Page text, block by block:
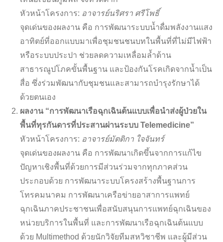
หัวหน้าโครงการ: อาจารย์นริศรา ศรีโพธิ์
จุดเด่นของผลงาน คือ การพัฒนาระบบน้ำดื่มพลังงานแสง
อาทิตย์ที่ออกแบบมาเพื่อชุมชนชนบทในพื้นที่ที่ไม่มีไฟฟ้า
หรือระบบประปา ช่วยลดความเหลื่อมล้ำด้าน
สาธารณูปโภคขั้นพื้นฐาน และป้องกันโรคเกิดจากน้ำเป็น
สื่อ ซึ่งร่วมพัฒนากับชุมชนและสามารถบำรุงรักษาได้
ด้วยตนเอง
ผลงาน “การพัฒนาเรือฉุกเฉินต้นแบบเพื่อนำส่งผู้ป่วยใน
พื้นที่ทุรกันดารที่ประสานผ่านระบบ Telemedicine”
หัวหน้าโครงการ: อาจารย์มัตติกา ใจจันทร์
จุดเด่นของผลงาน คือ การพัฒนาเกิดขึ้นจากการแก้ไข
ปัญหาเชิงพื้นที่ด้วยการมีส่วนร่วมจากทุกภาคส่วน
ประกอบด้วย การพัฒนาระบบโครงสร้างพื้นฐานการ
โทรคมนาคม การพัฒนาเครือข่ายอาสาการแพทย์
ฉุกเฉินภาคประชาชนเพื่อสนับสนุนการแพทย์ฉุกเฉินของ
หน่วยบริการในพื้นที่ และการพัฒนาเรือฉุกเฉินต้นแบบ
ด้วย Multimethod ด้วยนักวิจัยทีมสหวิชาชีพ และผู้มีส่วน